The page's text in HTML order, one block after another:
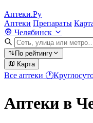
Аптеки.Ру
Аптеки Препараты
Челябинск
По рейтингу
Карта
Все аптеки 🕐
Аптеки в